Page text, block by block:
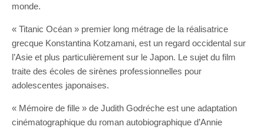
monde.
« Titanic Océan » premier long métrage de la réalisatrice
grecque Konstantina Kotzamani, est un regard occidental sur
l’Asie et plus particulièrement sur le Japon. Le sujet du film
traite des écoles de sirènes professionnelles pour
adolescentes japonaises.
« Mémoire de fille » de Judith Godréche est une adaptation
cinématographique du roman autobiographique d’Annie